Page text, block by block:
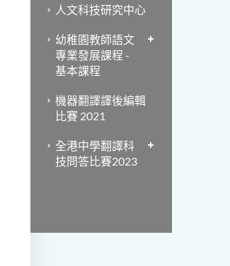
人文科技研究中心
幼稚園教師語文
專業發展課程 -
基本課程
機器翻譯譯後編輯
比賽 2021
全港中學翻譯科
技問答比賽2023